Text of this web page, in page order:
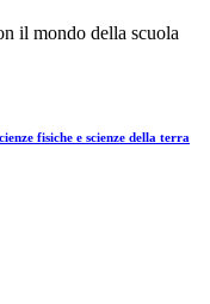
il mondo della scuola
fisiche e scienze della terra